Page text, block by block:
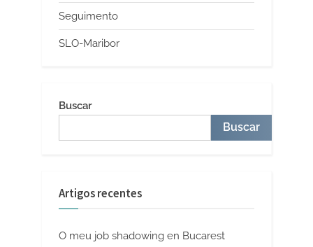
Seguimento
SLO-Maribor
Buscar
Buscar
Artigos recentes
O meu job shadowing en Bucarest